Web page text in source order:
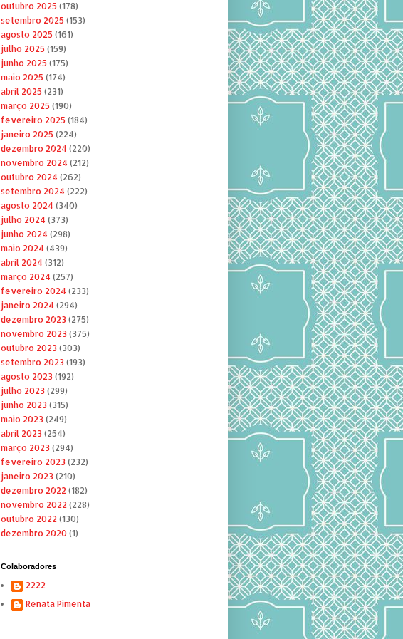
outubro 2025 (178)
setembro 2025 (153)
agosto 2025 (161)
julho 2025 (159)
junho 2025 (175)
maio 2025 (174)
abril 2025 (231)
março 2025 (190)
fevereiro 2025 (184)
janeiro 2025 (224)
dezembro 2024 (220)
novembro 2024 (212)
outubro 2024 (262)
setembro 2024 (222)
agosto 2024 (340)
julho 2024 (373)
junho 2024 (298)
maio 2024 (439)
abril 2024 (312)
março 2024 (257)
fevereiro 2024 (233)
janeiro 2024 (294)
dezembro 2023(275)
novembro 2023(375)
outubro 2023(303)
setembro 2023(193)
agosto 2023(192)
julho 2023(299)
junho 2023(315)
maio 2023(249)
abril 2023(254)
março 2023(294)
fevereiro 2023(232)
janeiro 2023(210)
dezembro 2022(182)
novembro 2022(228)
outubro 2022(130)
dezembro 2020(1)
Colaboradores
2222
Renata Pimenta